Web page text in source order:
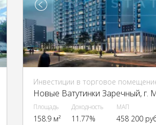
Инвестиции в торговое
Площадь
158.9 м²
Доходность
11.77%
МАП
458 200